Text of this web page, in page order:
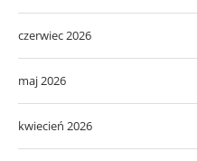
czerwiec 2026
maj 2026
kwiecień 2026